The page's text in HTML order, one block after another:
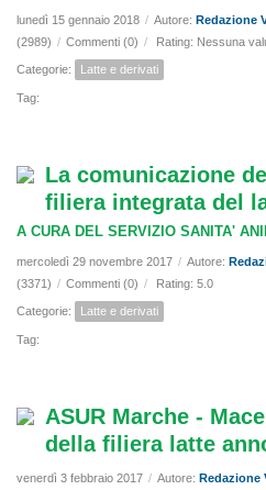
lunedì 15 gennaio 2018 / Autore: Redazione
(2989) / Commenti (0) / Rating: Nessuna
Categorie: Latte e derivati
Tag:
La comunicazione
filiera integrata del
A CURA DEL SERVIZIO SANITA'
mercoledì 29 novembre 2017 / Autore:
(3371) / Commenti (0) / Rating: 5.0
Categorie: Latte e derivati
Tag:
ASUR Marche -
della filiera latte
venerdì 3 febbraio 2017 / Autore: Redazione